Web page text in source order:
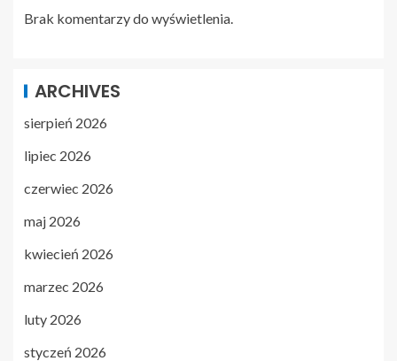
Brak komentarzy do wyświetlenia.
ARCHIVES
sierpień 2026
lipiec 2026
czerwiec 2026
maj 2026
kwiecień 2026
marzec 2026
luty 2026
styczeń 2026